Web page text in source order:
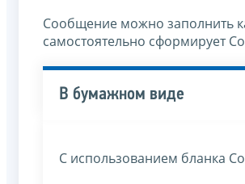
Сообщение можно заполнить
самостоятельно сформирует
В бумажном виде
C использованием бланка